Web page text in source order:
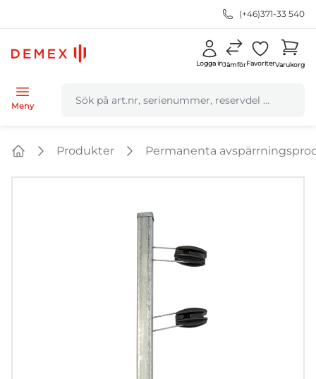
(+46)371-33 540
Logga inJämförFavoriterVarukorg
Meny
Produkter Permanenta